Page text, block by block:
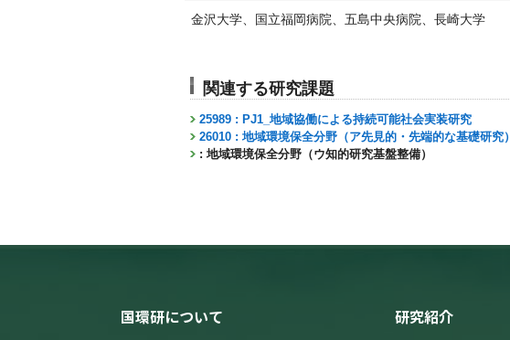
金沢大学、国立福岡病院、五島中央病院、長崎大学
関連する研究課題
25989 : PJ1_地域協働による持続可能社会実装研究
26010 : 地域環境保全分野（ア先見的・先端的な基礎研究）
: 地域環境保全分野（ウ知的研究基盤整備）
国環研について 研究紹介